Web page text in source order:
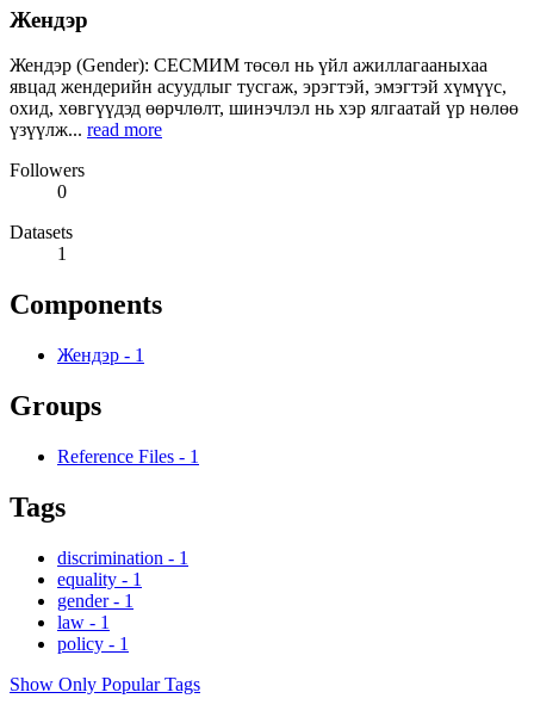
Жендэр
Жендэр (Gender): СЕСМИМ төсөл нь үйл ажиллагааныхаа
явцад жендерийн асуудлыг тусгаж, эрэгтэй, эмэгтэй хүмүүс,
охид, хөвгүүдэд өөрчлөлт, шинэчлэл нь хэр ялгаатай үр нөлөө
үзүүлж... read more
Followers
0
Datasets
1
Components
Жендэр - 1
Groups
Reference Files - 1
Tags
discrimination - 1
equality - 1
gender - 1
law - 1
policy - 1
Show Only Popular Tags